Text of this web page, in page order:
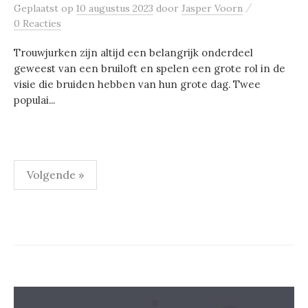
Geplaatst op 10 augustus 2023 door Jasper Voorn /
0 Reacties
Trouwjurken zijn altijd een belangrijk onderdeel
geweest van een bruiloft en spelen een grote rol in de
visie die bruiden hebben van hun grote dag. Twee
populai...
Berichten
paginering
Volgende »